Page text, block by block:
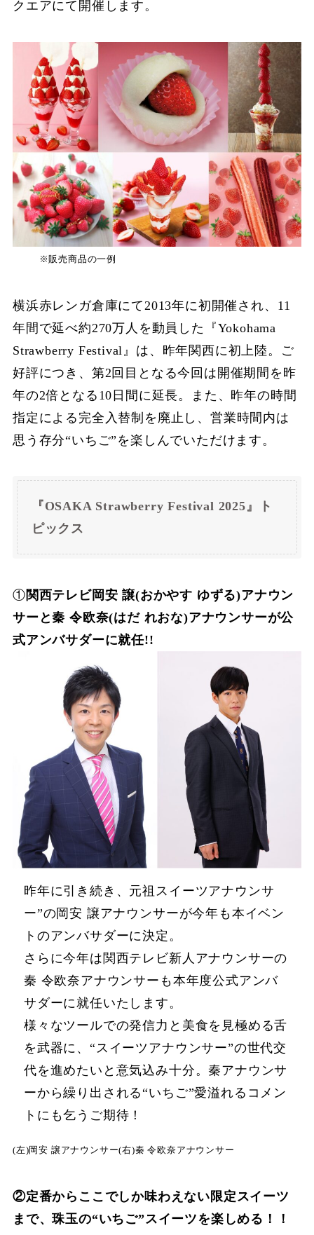
クエアにて開催します。
※販売商品の一例
横浜赤レンガ倉庫にて2013年に初開催され、11
年間で延べ約270万人を動員した『Yokohama
Strawberry Festival』は、昨年関西に初上陸。ご
好評につき、第2回目となる今回は開催期間を昨
年の2倍となる10日間に延長。また、昨年の時間
指定による完全入替制を廃止し、営業時間内は
思う存分“いちご”を楽しんでいただけます。
『OSAKA Strawberry Festival 2025』ト
ピックス
①関西テレビ岡安 譲(おかやす ゆずる)アナウン
サーと秦 令欧奈(はだ れおな)アナウンサーが公
式アンバサダーに就任!!
昨年に引き続き、元祖スイーツアナウンサ
ー”の岡安 譲アナウンサーが今年も本イベン
トのアンバサダーに決定。
さらに今年は関西テレビ新人アナウンサーの
秦 令欧奈アナウンサーも本年度公式アンバ
サダーに就任いたします。
様々なツールでの発信力と美食を見極める舌
を武器に、“スイーツアナウンサー”の世代交
代を進めたいと意気込み十分。秦アナウンサ
ーから繰り出される“いちご”愛溢れるコメン
トにも乞うご期待！
(左)岡安 譲アナウンサー(右)秦 令欧奈アナウンサー
②定番からここでしか味わえない限定スイーツ
まで、珠玉の“いちご”スイーツを楽しめる！！